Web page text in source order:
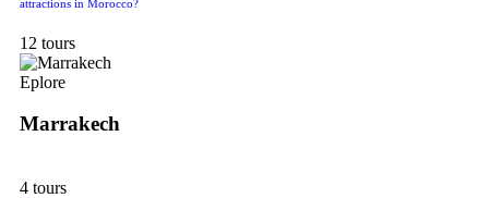
attractions in Morocco?
12 tours
Eplore
Marrakech
4 tours